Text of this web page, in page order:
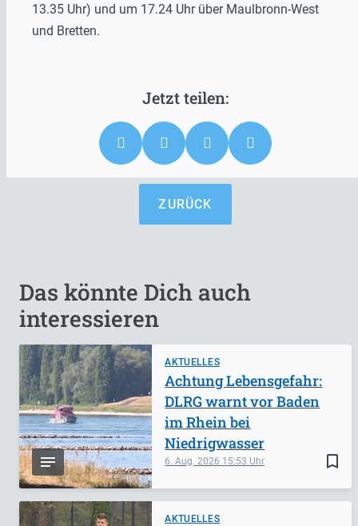
13.35 Uhr) und um 17.24 Uhr über Maulbronn-West
und Bretten.
ZURÜCK
Das könnte Dich auch
interessieren
AKTUELLES
bookmark_border
6. Aug. 2026 15:53
Achtung Lebensgefahr:
DLRG warnt vor Baden
im Rhein bei
Niedrigwasser
AKTUELLES